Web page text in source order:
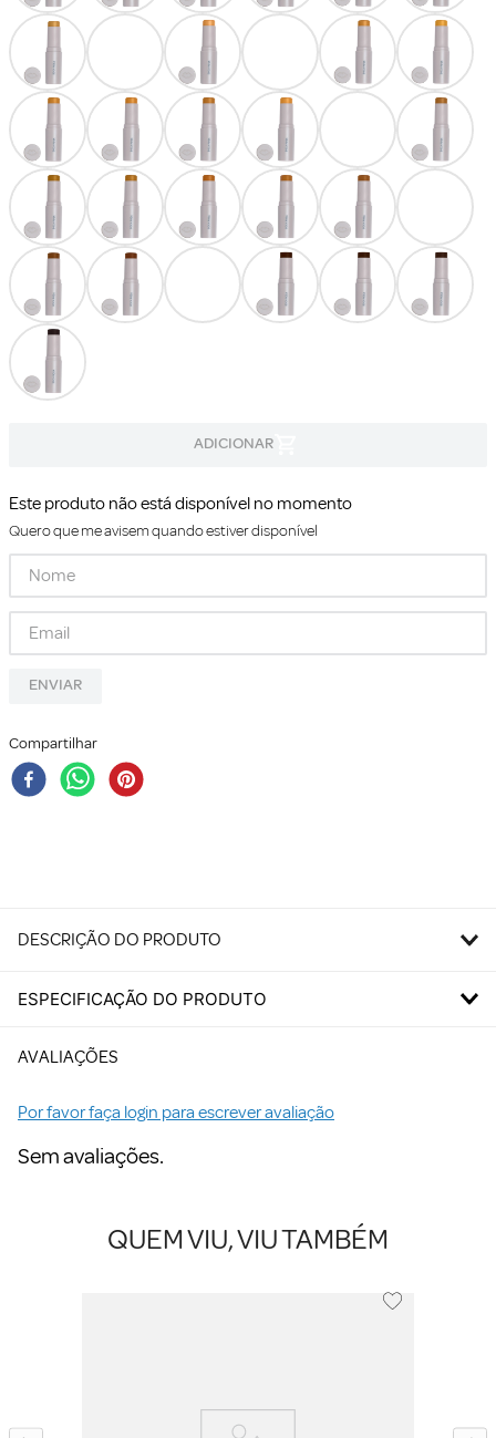
Este produto não está disponível no momento
Quero que me avisem quando estiver disponível
ENVIAR
Compartilhar
DESCRIÇÃO DO PRODUTO
ESPECIFICAÇÃO DO PRODUTO
AVALIAÇÕES
Por favor faça login para escrever avaliação
Sem avaliações.
QUEM VIU, VIU TAMBÉM